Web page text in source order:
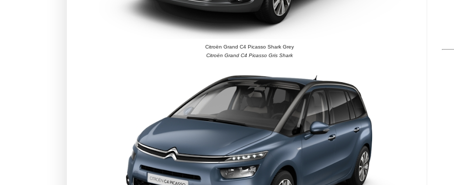
Citroën Grand C4 Picasso Shark Grey
Citroën Grand C4 Picasso Gris Shark